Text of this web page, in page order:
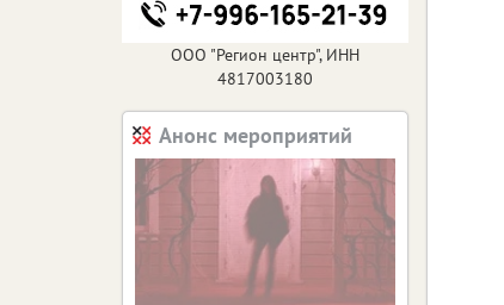
ООО "Регион центр", ИНН
4817003180
Анонс мероприятий